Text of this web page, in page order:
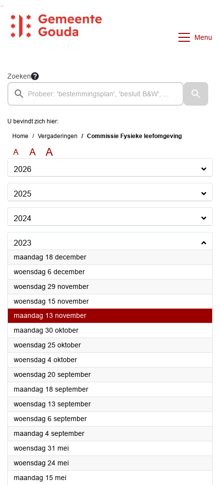
Ga naar de inhoud van deze pagina
Menu
Zoeken
U bevindt zich hier:
Home Vergaderingen Commissie Fysieke leefomgeving
A A A
2026
2025
2024
2023
maandag 18 december2023
woensdag 6 december2023
woensdag 29 november2023
woensdag 15 november2023
maandag 13 november2023
maandag 30 oktober2023
woensdag 25 oktober2023
woensdag 4 oktober2023
woensdag 20 september2023
maandag 18 september2023
woensdag 13 september2023
woensdag 6 september2023
maandag 4 september2023
woensdag 31 mei2023
woensdag 24 mei2023
maandag 15 mei2023